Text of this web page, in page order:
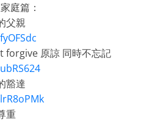
庭篇：
父親
原諒 同時不忘記
豁達
重